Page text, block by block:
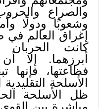
والصراع
وشعوبًا ودولًا
إغراق العالم
كانت الحربان
أبرزهما. إلا
فظاعتها، فإنها
الأسلحة
ظل الأسلحة
مباشرة بين